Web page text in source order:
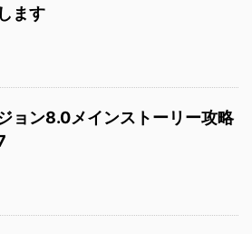
ます
ョン8.0メインストーリー攻略